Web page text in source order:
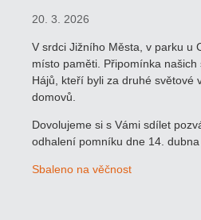
20. 3. 2026
V srdci Jižního Města, v parku u
místo paměti. Připomínka našich
Hájů, kteří byli za druhé světové
domovů.
Dovolujeme si s Vámi sdílet
odhalení pomníku dne 14. dubna
Sbaleno na věčnost